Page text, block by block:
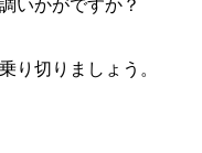
いかがですか？
り切りましょう。